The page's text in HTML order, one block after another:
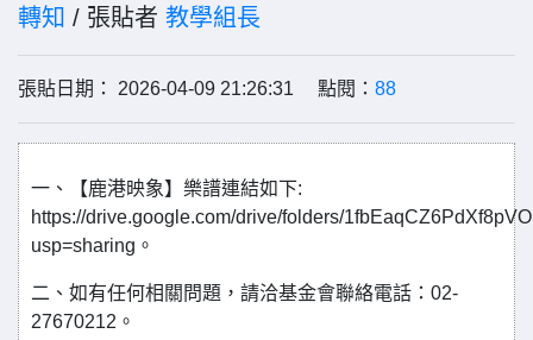
轉知 / 張貼者 教學組長
張貼日期： 2026-04-09 21:26:31 點閱： 88
一、【鹿港映象】樂譜連結如下:
https://drive.google.com/drive/folders/
usp=sharing。
二、如有任何相關問題，請洽基金會聯絡電話：02-
27670212。